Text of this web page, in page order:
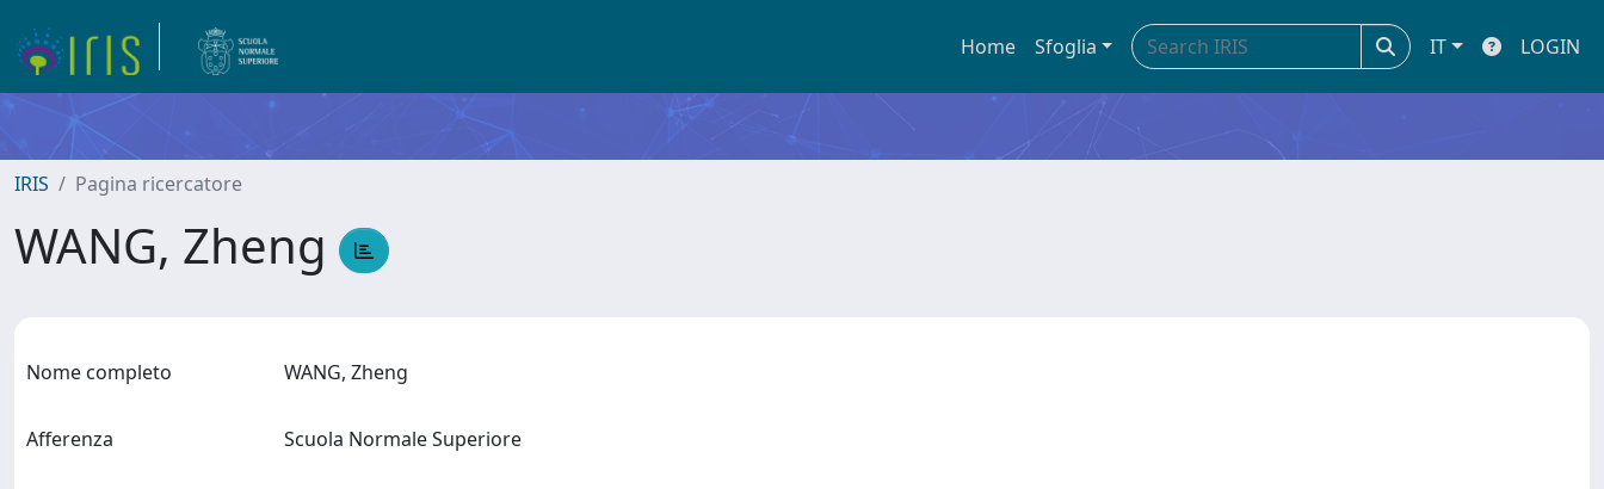
Home Sfoglia IT LOGIN
IRIS Pagina ricercatore
WANG, Zheng
Nome completo WANG, Zheng
Afferenza Scuola Normale Superiore